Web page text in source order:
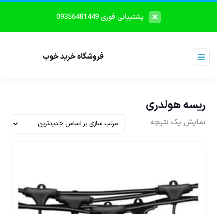
پشتیبانی فوری 09356481449
فروشگاه خرید خوب
ریسه هولدری
نمایش یک نتیجه